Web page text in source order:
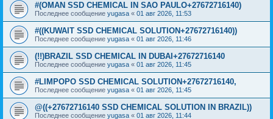
#(OMAN SSD CHEMICAL IN SAO PAULO+27672716140)
Последнее сообщение yugasa « 01 авг 2026, 11:53
#((KUWAIT SSD CHEMICAL SOLUTION+27672716140))
Последнее сообщение yugasa « 01 авг 2026, 11:46
(!!)BRAZIL SSD CHEMICAL IN DUBAI+27672716140
Последнее сообщение yugasa « 01 авг 2026, 11:45
#LIMPOPO SSD CHEMICAL SOLUTION+27672716140,
Последнее сообщение yugasa « 01 авг 2026, 11:45
@((+27672716140 SSD CHEMICAL SOLUTION IN BRAZIL))
Последнее сообщение yugasa « 01 авг 2026, 11:44